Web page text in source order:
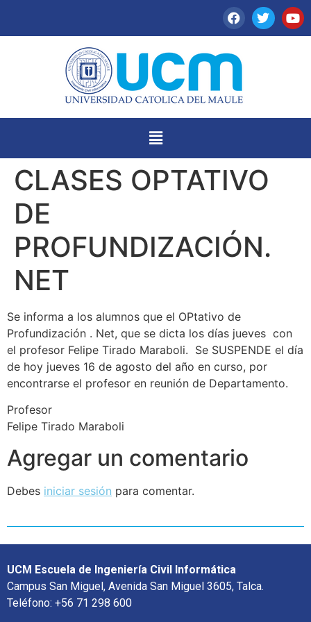
CLASES OPTATIVO
DE
PROFUNDIZACIÓN.
NET
Se informa a los alumnos que el OPtativo de
Profundización . Net, que se dicta los días jueves con
el profesor Felipe Tirado Maraboli. Se SUSPENDE el día
de hoy jueves 16 de agosto del año en curso, por
encontrarse el profesor en reunión de Departamento.
Profesor
Felipe Tirado Maraboli
Agregar un comentario
Debes iniciar sesión para comentar.
UCM Escuela de Ingeniería Civil Informática
Campus San Miguel, Avenida San Miguel 3605, Talca.
Teléfono: +56 71 298 600